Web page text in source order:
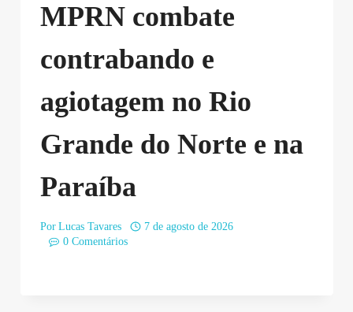
MPRN combate
contrabando e
agiotagem no Rio
Grande do Norte e na
Paraíba
Por Lucas Tavares
7 de agosto de 2026
0 Comentários